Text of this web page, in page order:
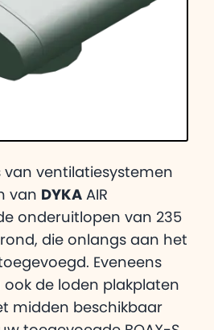
ventilatiesystemen
van DYKA AIR
onderuitlopen van 235
die onlangs aan het
Eveneens
ook de loden plakplaten
midden beschikbaar